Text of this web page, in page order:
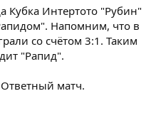
Кубка Интертото "Рубин"
Напомним, что в
со счётом 3:1. Таким
"Рапид".
матч.